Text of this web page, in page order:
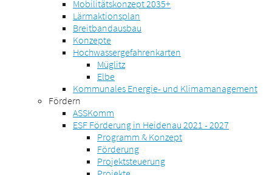
Mobilitätskonzept 2035+
Lärmaktionsplan
Breitbandausbau
Konzepte
Hochwassergefahrenkarten
Müglitz
Elbe
Kommunales Energie- und Klimamanagement
Fördern
ASSKomm
ESF Förderung in Heidenau 2021 - 2027
Programm & Konzept
Förderung
Projektsteuerung